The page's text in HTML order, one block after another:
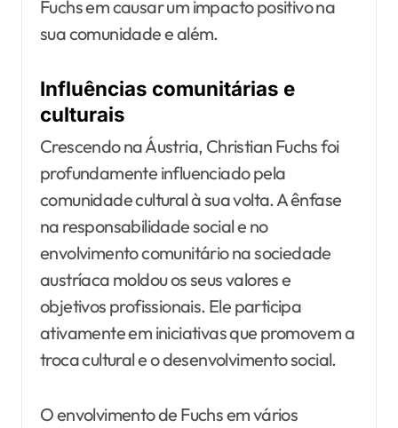
Fuchs em causar um impacto positivo na
sua comunidade e além.
Influências comunitárias e
culturais
Crescendo na Áustria, Christian Fuchs foi
profundamente influenciado pela
comunidade cultural à sua volta. A ênfase
na responsabilidade social e no
envolvimento comunitário na sociedade
austríaca moldou os seus valores e
objetivos profissionais. Ele participa
ativamente em iniciativas que promovem a
troca cultural e o desenvolvimento social.
O envolvimento de Fuchs em vários